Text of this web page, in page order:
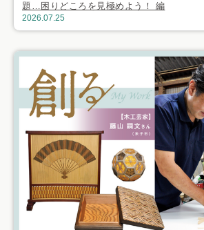
題…困りどころを見極めよう！ 編
2026.07.25